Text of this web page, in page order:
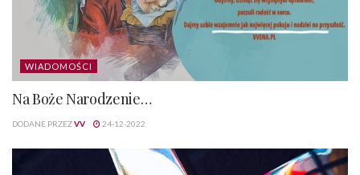
WIADOMOŚCI
Na Boże Narodzenie…
DODANE PRZEZVV 24-12-2022